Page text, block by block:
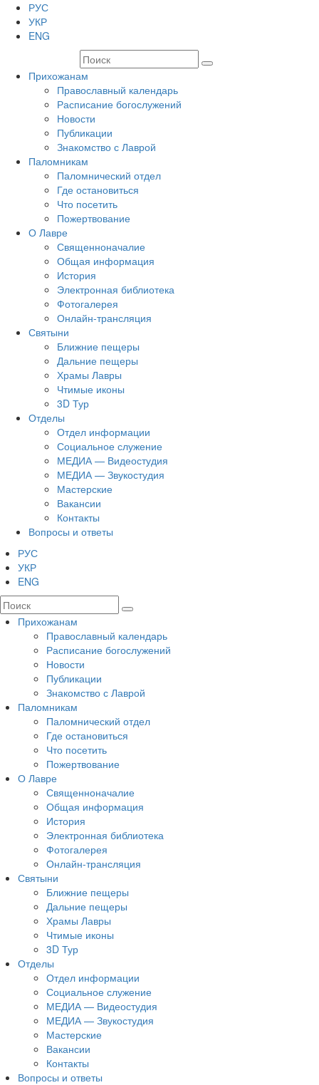
РУС
УКР
ENG
Прихожанам
Православный календарь
Расписание богослужений
Новости
Публикации
Знакомство с Лаврой
Паломникам
Паломнический отдел
Где остановиться
Что посетить
Пожертвование
О Лавре
Священноначалие
Общая информация
История
Электронная библиотека
Фотогалерея
Онлайн-трансляция
Святыни
Ближние пещеры
Дальние пещеры
Храмы Лавры
Чтимые иконы
3D Тур
Отделы
Отдел информации
Социальное служение
МЕДИА — Видеостудия
МЕДИА — Звукостудия
Мастерские
Вакансии
Контакты
Вопросы и ответы
РУС
УКР
ENG
Прихожанам
Православный календарь
Расписание богослужений
Новости
Публикации
Знакомство с Лаврой
Паломникам
Паломнический отдел
Где остановиться
Что посетить
Пожертвование
О Лавре
Священноначалие
Общая информация
История
Электронная библиотека
Фотогалерея
Онлайн-трансляция
Святыни
Ближние пещеры
Дальние пещеры
Храмы Лавры
Чтимые иконы
3D Тур
Отделы
Отдел информации
Социальное служение
МЕДИА — Видеостудия
МЕДИА — Звукостудия
Мастерские
Вакансии
Контакты
Вопросы и ответы